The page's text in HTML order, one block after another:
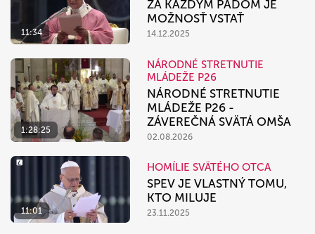
11:34
ZA KAŽDÝM PÁDOM JE
MOŽNOSŤ VSTAŤ
14.12.2025
1:28:25
NÁRODNÉ STRETNUTIE
MLÁDEŽE P26
NÁRODNÉ STRETNUTIE
MLÁDEŽE P26 -
ZÁVEREČNÁ SVÄTÁ OMŠA
02.08.2026
11:01
HOMÍLIE SVÄTÉHO OTCA
SPEV JE VLASTNÝ TOMU,
KTO MILUJE
23.11.2025